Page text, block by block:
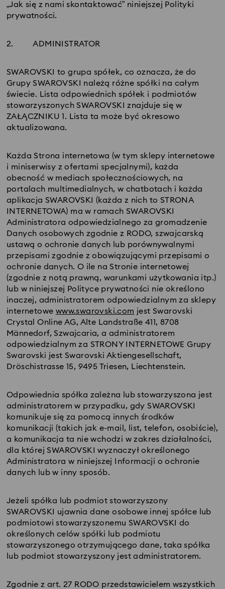
„Jak się z nami skontaktować” niniejszej Polityki
prywatności.
2. ADMINISTRATOR
SWAROVSKI to grupa spółek, co oznacza, że do
Grupy SWAROVSKI należą różne spółki na całym
świecie. Lista odpowiednich spółek i podmiotów
stowarzyszonych SWAROVSKI znajduje się w
ZAŁĄCZNIKU 1. Lista ta może być okresowo
aktualizowana.
Każda Strona internetowa (w tym sklepy internetowe
i miniserwisy z ofertami specjalnymi), każda
obecność w mediach społecznościowych, na
portalach multimedialnych, w chatbotach i każda
aplikacja SWAROVSKI (każda z nich to STRONA
INTERNETOWA) ma w ramach SWAROVSKI
Administratora odpowiedzialnego za gromadzenie
Danych osobowych zgodnie z RODO, szwajcarską
ustawą o ochronie danych lub porównywalnymi
przepisami zgodnie z obowiązującymi przepisami o
ochronie danych. O ile na Stronie internetowej
(zgodnie z notą prawną, warunkami użytkowania itp.)
lub w niniejszej Polityce prywatności nie określono
inaczej, administratorem odpowiedzialnym za sklepy
internetowe www.swarovski.com jest Swarovski
Crystal Online AG, Alte Landstraße 411, 8708
Männedorf, Szwajcaria, a administratorem
odpowiedzialnym za STRONY INTERNETOWE Grupy
Swarovski jest Swarovski Aktiengesellschaft,
Dröschistrasse 15, 9495 Triesen, Liechtenstein.
Odpowiednia spółka zależna lub stowarzyszona jest
administratorem w przypadku, gdy SWAROVSKI
komunikuje się za pomocą innych środków
komunikacji (takich jak e-mail, list, telefon, osobiście),
a komunikacja ta nie wchodzi w zakres działalności,
dla której SWAROVSKI wyznaczył określonego
Administratora w niniejszej Informacji o ochronie
danych lub w inny sposób.
Jeżeli spółka lub podmiot stowarzyszony
SWAROVSKI ujawnia dane osobowe innej spółce lub
podmiotowi stowarzyszonemu SWAROVSKI do
określonych celów spółki lub podmiotu
stowarzyszonego otrzymującego dane, taka spółka
lub podmiot stowarzyszony jest administratorem.
Zgodnie z art. 27 RODO przedstawicielem wszystkich